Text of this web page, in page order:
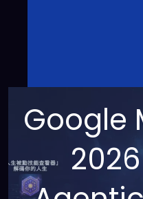
Google